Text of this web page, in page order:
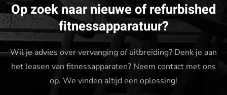
Op zoek naar nieuwe of refurbished
fitnessapparatuur?
Wil je advies over vervanging of uitbreiding? Denk je aan
het leasen van fitnessapparaten? Neem contact met ons
op. We vinden altijd een oplossing!